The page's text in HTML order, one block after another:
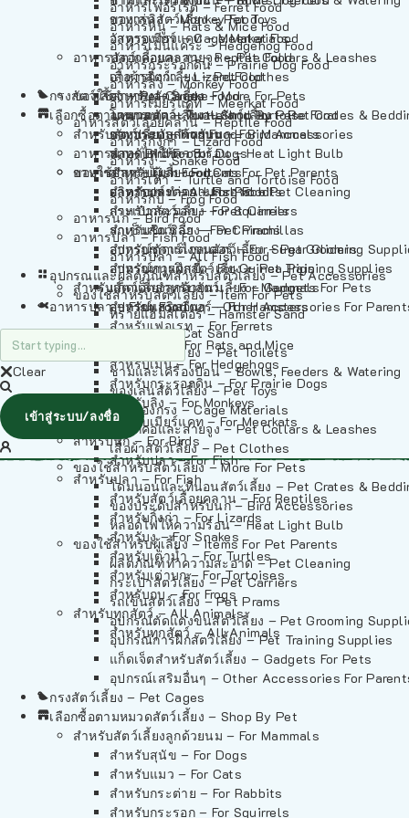
อาหารเฟอร์เร็ต – Ferret Food
อาหารหนู – Rats & Mice Food
อาหารเม่นแคระ – Hedgehog Food
อาหารกระรอกดิน – Prairie Dog Food
อาหารลิง – Monkey Food
อาหารเมียร์แคท – Meerkat Food
อาหารสัตว์เลี้อยคลาน – Reptile Food
อาหารกิ้งก่า – Lizard Food
อาหารงู – Snake Food
อาหารเต่า – Turtle and Tortoise Food
อาหารกบ – Frog Food
อาหารนก – Bird Food
อาหารปลา – Fish Food
อาหารปลา – All Fish Food
อุปกรณและผลิตภัณฑ์สำหรับสัตว์เลี้ยง – Pet Accessories
ของใช้สำหรับสัตว์เลี้ยง – Item For Pets
ทรายแฮมสเตอร์ – Hamster Sand
ทรายแมว – Cat Sand
ห้องน้ำสัตว์เลี้ยง – Pet Toilets
ชามและเครื่องป้อน – Bowls, Feeders & Watering
ของเล่นสัตว์เลี้ยง – Pet Toys
วัสดุรองกรง – Cage Materials
ปลอกคอและสายจูง – Pet Collars & Leashes
เสื้อผ้าสัตว์เลี้ยง – Pet Clothes
ของใช้สำหรับสัตว์เลี้ยง – More For Pets
โดมนอนและที่นอนสัตว์เลี้ยง – Pet Crates &
ของประดับสำหรับนก – Bird Accessories
หลอดไฟให้ความร้อน – Heat Light Bulb
ของใช้สำหรับผู้เลี้ยง – Items For Pet Parents
ผลิตภัณฑ์ทำความสะอาด – Pet Cleaning
กระเป๋าสัตว์เลี้ยง – Pet Carriers
รถเข็นสัตว์เลี้ยง – Pet Prams
อุปกรณ์ตัดแต่งขนสัตว์เลี้ยง – Pet Grooming
อุปกรณ์การฝึกสัตว์เลี้ยง – Pet Training Supplies
แก็ดเจ็ตสำหรับสัตว์เลี้ยง – Gadgets For Pets
อุปกรณ์เสริมอื่นๆ – Other Accessories For
กรงสัตว์เลี้ยง – Pet Cages
เลือกซื้อตามหมวดสัตว์เลี้ยง – Shop By Pet
สำหรับสัตว์เลี้ยงลูกด้วยนม – For Mammals
สำหรับสุนัข – For Dogs
สำหรับแมว – For Cats
สำหรับกระต่าย – For Rabbits
สำหรับกระรอก – For Squirrels
อาหารลิง – Monkey Food
อาหารเมียร์แคท – Meerkat Food
อาหารสัตว์เลี้อยคลาน – Reptile Food
อาหารกิ้งก่า – Lizard Food
อาหารงู – Snake Food
อาหารเต่า – Turtle and Tortoise Food
อาหารกบ – Frog Food
อาหารนก – Bird Food
อาหารปลา – Fish Food
อาหารปลา – All Fish Food
ของเล่นสัตว์เลี้ยง – Pet Toys
วัสดุรองกรง – Cage Materials
ปลอกคอและสายจูง – Pet Collars & Leashes
เสื้อผ้าสัตว์เลี้ยง – Pet Clothes
ของใช้สำหรับสัตว์เลี้ยง – More For Pets
โดมนอนและที่นอนสัตว์เลี้ยง – Pet Crates &
ของประดับสำหรับนก – Bird Accessories
หลอดไฟให้ความร้อน – Heat Light Bulb
ของใช้สำหรับผู้เลี้ยง – Items For Pet Parents
ผลิตภัณฑ์ทำความสะอาด – Pet Cleaning
กระเป๋าสัตว์เลี้ยง – Pet Carriers
รถเข็นสัตว์เลี้ยง – Pet Prams
อุปกรณ์ตัดแต่งขนสัตว์เลี้ยง – Pet Grooming
อุปกรณ์การฝึกสัตว์เลี้ยง – Pet Training Supplies
แก็ดเจ็ตสำหรับสัตว์เลี้ยง – Gadgets For Pets
อุปกรณ์เสริมอื่นๆ – Other Accessories For
กรงสัตว์เลี้ยง – Pet Cages
เลือกซื้อตามหมวดสัตว์เลี้ยง – Shop By Pet
สำหรับสัตว์เลี้ยงลูกด้วยนม – For Mammals
สำหรับสุนัข – For Dogs
สำหรับแมว – For Cats
สำหรับกระต่าย – For Rabbits
สำหรับกระรอก – For Squirrels
สำหรับชินชิล่า – For Chinchillas
สำหรับชูการ์ไกลเดอร์ – For Sugar Gliders
สำหรับหนูแกสบี้ – For Guinea Pigs
สำหรับสัตว์เลี้ยงลูกด้วยนม – For Mammals
สำหรับแฮมสเตอร์ – For Hamsters
สำหรับเฟอเรท – For Ferrets
สำหรับหนู – For Rats and Mice
สำหรับเม่น – For Hedgehogs
สำหรับกระรอกดิน – For Prairie Dogs
สำหรับลิง – For Monkeys
สำหรับเมียร์แคท – For Meerkats
สำหรับนก – For Birds
สำหรับปลา – For Fish
สำหรับปลา – For Fish
สำหรับสัตว์เลื้อยคลาน – For Reptiles
สำหรับกิ้งก่า – For Lizards
สำหรับงู – For Snakes
สำหรับเต่าน้ำ – For Turtles
สำหรับเต่าบก – For Tortoises
สำหรับกบ – For Frogs
สำหรับทุกสัตว์ – All Animals
สำหรับทุกสัตว์ – All Animals
อาหารปลา – Fish Food
Clear
เข้าสู่ระบบ/ลงชื่อ